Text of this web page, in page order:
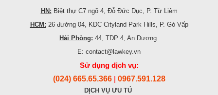
HN: Biệt thự C7 ngõ 4, Đỗ Đức Dục, P. Từ Liêm
HCM: 26 đường 04, KDC Cityland Park Hills, P. Gò Vấp
Hải Phòng: 44, TDP 4, An Dương
E: contact@lawkey.vn
Sử dụng dịch vụ:
(024) 665.65.366 0967.591.128
DỊCH VỤ ƯU TÚ